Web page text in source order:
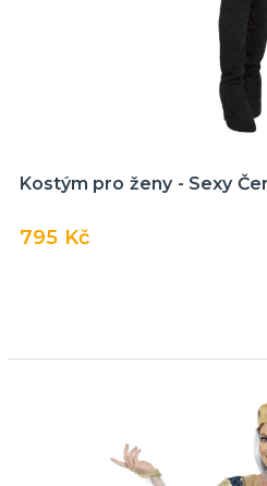
Kostým pro ženy - Sexy
795 Kč